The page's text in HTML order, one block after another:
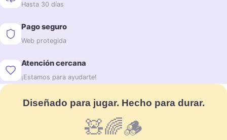
Hasta 30 días
Pago seguro
Web protegida
Atención cercana
¡Estamos para ayudarte!
Diseñado para jugar. Hecho para durar.
🧸🌈🪵